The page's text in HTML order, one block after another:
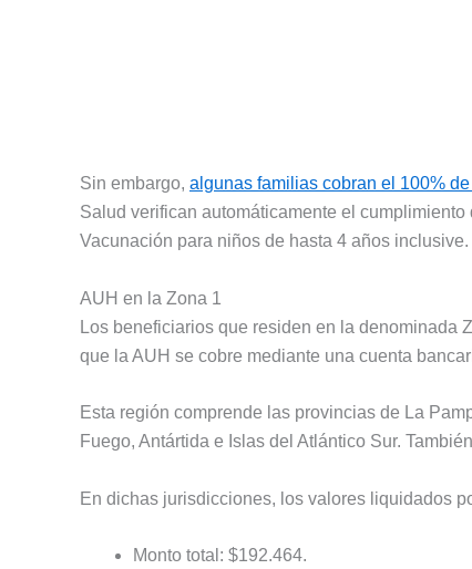
Sin embargo, algunas familias cobran el 100%
Salud verifican automáticamente el
Vacunación para niños de hasta 4 años inclusive.
AUH en la Zona 1
Los beneficiarios que residen en la denominada
que la AUH se cobre mediante una cuenta
Esta región comprende las provincias de La
Fuego, Antártida e Islas del Atlántico Sur.
En dichas jurisdicciones, los valores liquidados
Monto total: $192.464.